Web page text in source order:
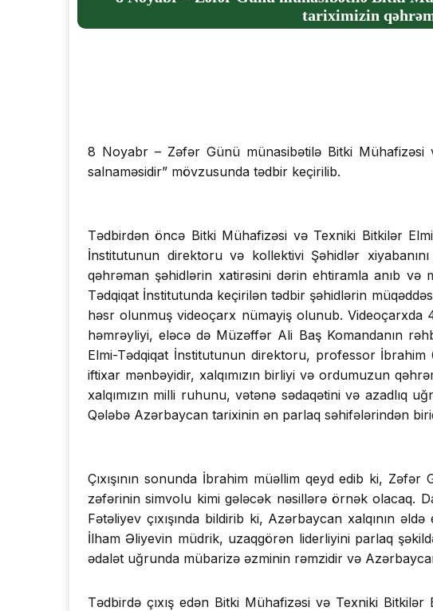
tariximizin
8 Noyabr – Zəfər Günü münasibətilə Bitki Mühafizəsi
salnaməsidir” mövzusunda tədbir keçirilib.
Tədbirdən öncə Bitki Mühafizəsi və Texniki Bitkilər
İnstitutunun direktoru və kollektivi Şəhidlər
qəhrəman şəhidlərin xatirəsini dərin ehtiramla anıb
Tədqiqat İnstitutunda keçirilən tədbir şəhidlərin
həsr olunmuş videoçarx nümayiş olunub. Videoçarxda
həmrəyliyi, eləcə də Müzəffər Ali Baş Komandanın
Elmi-Tədqiqat İnstitutunun direktoru, professor
iftixar mənbəyidir, xalqımızın birliyi və ordumuzun
xalqımızın milli ruhunu, vətənə sədaqətini və azadlıq
Qələbə Azərbaycan tarixinin ən parlaq səhifələrindən
Çıxışının sonunda İbrahim müəllim qeyd edib ki,
zəfərinin simvolu kimi gələcək nəsillərə örnək olacaq.
Fətəliyev çıxışında bildirib ki, Azərbaycan xalqının
İlham Əliyevin müdrik, uzaqgörən liderliyini parlaq
ədalət uğrunda mübarizə əzminin rəmzidir və
Tədbirdə çıxış edən Bitki Mühafizəsi və Texniki